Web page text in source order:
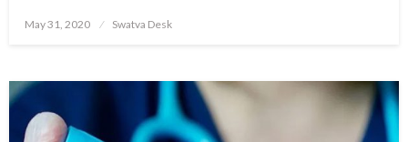
Posted
May 31, 2020 Swatva Desk